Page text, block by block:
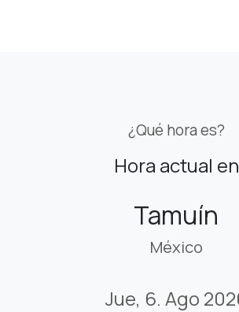
¿Qué hora es?
Hora actual en
Tamuín
México
Jue, 6. Ago